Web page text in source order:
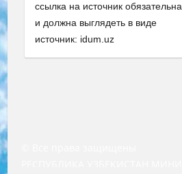
ссылка на источник обязательна
и должна выглядеть в виде
источник: idum.uz